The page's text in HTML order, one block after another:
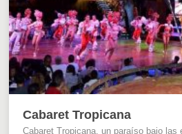
Cabaret Tropicana
Cabaret Tropicana, un paraíso bajo las